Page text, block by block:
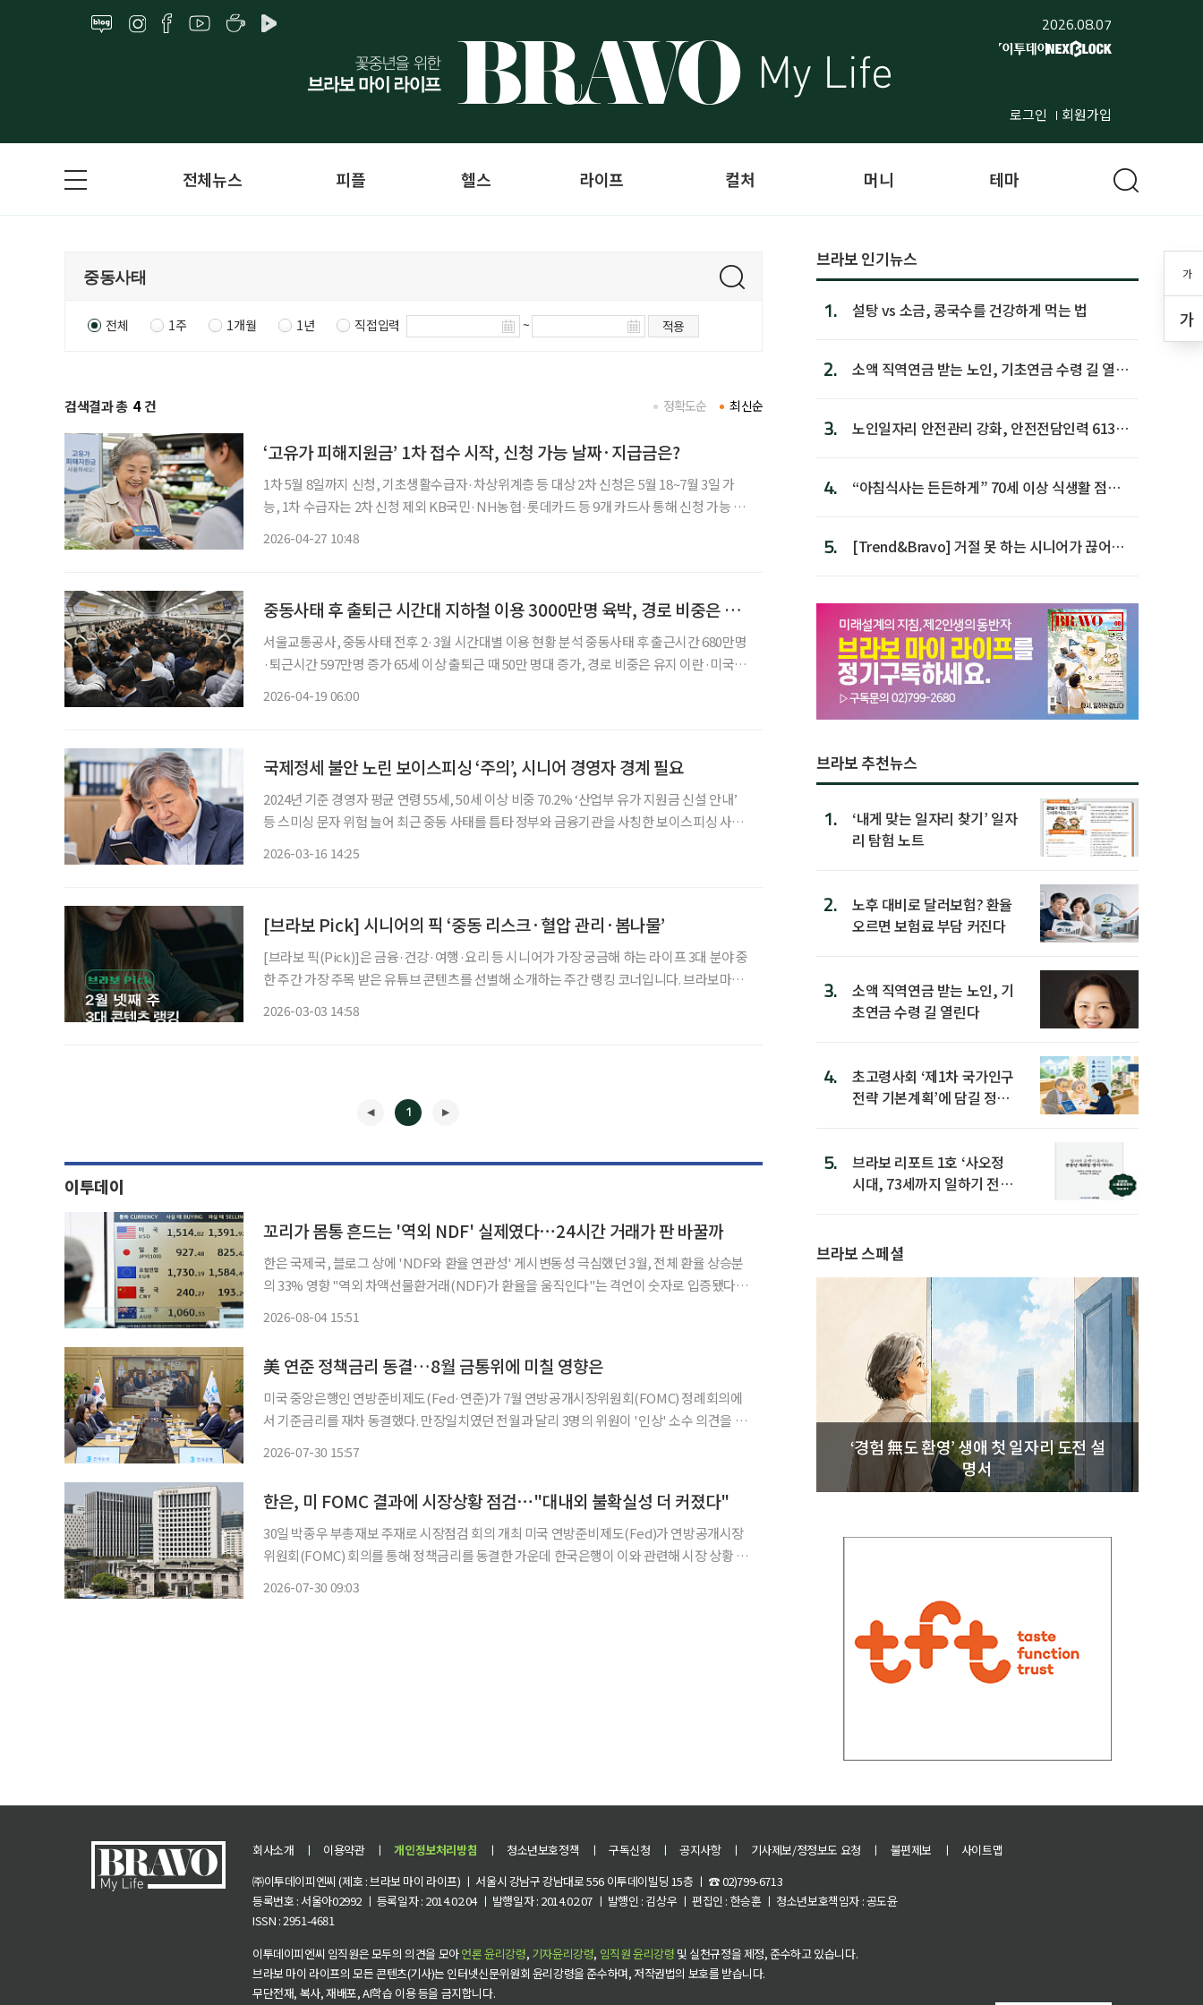
2026.08.07
로그인 회원가입
가
가
전체뉴스 피플 헬스 라이프 컬처 머니 테마
전체 1주 1개월 1년 직접입력 ~ 적용
검색결과 총 4 건 최신순
정확도순
‘고유가 피해지원금’ 1차 접수 시작, 신청 가능 날짜·지급금은?
1차 5월 8일까지 신청, 기초생활수급자·차상위계층 등 대상 2차 신청은 5월 18~7월 3일 가
능, 1차 수급자는 2차 신청 제외 KB국민·NH농협·롯데카드 등 9개 카드사 통해 신청 가능 중
2026-04-27 10:48
중동사태 후 출퇴근 시간대 지하철 이용 3000만명 육박, 경로 비중은 유지
서울교통공사, 중동사태 전후 2·3월 시간대별 이용 현황 분석 중동사태 후 출근시간 680만명
·퇴근시간 597만명 증가 65세 이상 출퇴근 때 50만 명대 증가, 경로 비중은 유지 이란·미국 간
2026-04-19 06:00
국제정세 불안 노린 보이스피싱 ‘주의’, 시니어 경영자 경계 필요
2024년 기준 경영자 평균 연령 55세, 50세 이상 비중 70.2% ‘산업부 유가 지원금 신설 안내’
등 스미싱 문자 위험 늘어 최근 중동 사태를 틈타 정부와 금융기관을 사칭한 보이스피싱 사기
2026-03-16 14:25
[브라보 Pick] 시니어의 픽 ‘중동 리스크·혈압 관리·봄나물’
[브라보 픽(Pick)]은 금융·건강·여행·요리 등 시니어가 가장 궁금해 하는 라이프 3대 분야 중
한 주간 가장 주목 받은 유튜브 콘텐츠를 선별해 소개하는 주간 랭킹 코너입니다. 브라보마이
2026-03-03 14:58
◀
1
▶
이투데이
꼬리가 몸통 흔드는 '역외 NDF' 실제였다⋯24시간 거래가 판 바꿀까
한은 국제국, 블로그 상에 'NDF와 환율 연관성' 게시변동성 극심했던 3월, 전체 환율 상승분
의 33% 영향 "역외 차액선물환거래(NDF)가 환율을 움직인다"는 격언이 숫자로 입증됐다.
2026-08-04 15:51
美 연준 정책금리 동결…8월 금통위에 미칠 영향은
미국 중앙은행인 연방준비제도(Fed·연준)가 7월 연방공개시장위원회(FOMC) 정례회의에
서 기준금리를 재차 동결했다. 만장일치였던 전월과 달리 3명의 위원이 '인상' 소수 의견을 제
2026-07-30 15:57
한은, 미 FOMC 결과에 시장상황 점검⋯"대내외 불확실성 더 커졌다"
30일 박종우 부총재보 주재로 시장점검 회의 개최 미국 연방준비제도(Fed)가 연방공개시장
위원회(FOMC) 회의를 통해 정책금리를 동결한 가운데 한국은행이 이와 관련해 시장 상황 점
2026-07-30 09:03
브라보 인기뉴스
1. 설탕 vs 소금, 콩국수를 건강하게 먹는 법
2.
소액 직역연금 받는 노인, 기초연금 수령 길 열린
3.
노인일자리 안전관리 강화, 안전전담인력 613명
4.
“아침식사는 든든하게” 70세 이상 식생활 점수
5.
[Trend&Bravo] 거절 못 하는 시니어가 끊어야
브라보 추천뉴스
1.
‘내게 맞는 일자리 찾기’ 일자
리 탐험 노트
2.
노후 대비로 달러보험? 환율
오르면 보험료 부담 커진다
3.
소액 직역연금 받는 노인, 기
초연금 수령 길 열린다
4.
초고령사회 ‘제1차 국가인구
전략 기본계획’에 담길 정책
5.
브라보 리포트 1호 ‘사오정
시대, 73세까지 일하기 전략’
브라보 스페셜
‘경험 無도 환영’ 생애 첫 일자리 도전 설
명서
회사소개 ㅣ 이용약관 ㅣ 개인정보처리방침 ㅣ 청소년보호정책 ㅣ 구독신청 ㅣ 공지사항 ㅣ 기사제보/정정보도 요청 ㅣ 불편제보 ㅣ
사이트맵
㈜이투데이피엔씨 (제호 : 브라보 마이 라이프) ㅣ 서울시 강남구 강남대로 556 이투데이빌딩 15층 ㅣ ☎ 02)799-6713
등록번호 : 서울아02992 ㅣ 등록일자 : 2014.02.04 ㅣ 발행일자 : 2014.02.07 ㅣ 발행인 : 김상우 ㅣ 편집인 : 한승훈 ㅣ 청소년보호책임자 : 공도윤
ISSN : 2951-4681
이투데이피엔씨 임직원은 모두의 의견을 모아언론 윤리강령, 기자윤리강령, 임직원 윤리강령 및 실천규정을 제정, 준수하고 있습니다.
브라보 마이 라이프의 모든 콘텐츠(기사)는 인터넷신문위원회 윤리강령을 준수하며, 저작권법의 보호를 받습니다.
무단전재, 복사, 재배포, AI학습 이용 등을 금지합니다.